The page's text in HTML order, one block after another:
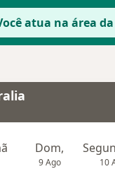
atua na área
Dom,
9 Ago 10